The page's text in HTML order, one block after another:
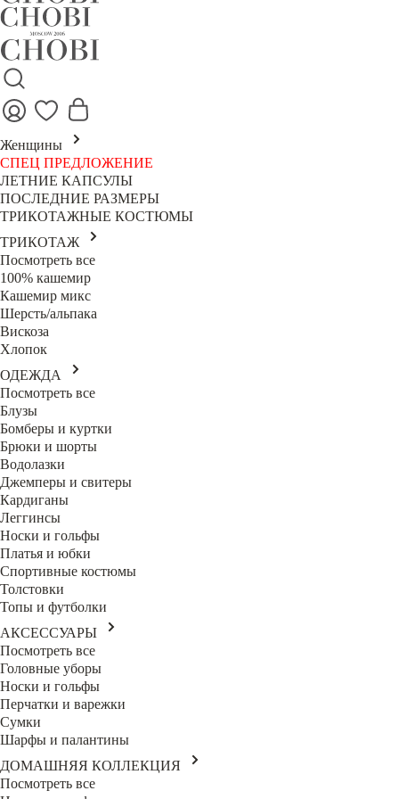
Женщины
СПЕЦ ПРЕДЛОЖЕНИЕ
ЛЕТНИЕ КАПСУЛЫ
ПОСЛЕДНИЕ РАЗМЕРЫ
ТРИКОТАЖНЫЕ КОСТЮМЫ
ТРИКОТАЖ
Посмотреть все
100% кашемир
Кашемир микс
Шерсть/альпака
Вискоза
Хлопок
ОДЕЖДА
Посмотреть все
Блузы
Бомберы и куртки
Брюки и шорты
Водолазки
Джемперы и свитеры
Кардиганы
Леггинсы
Носки и гольфы
Платья и юбки
Спортивные костюмы
Толстовки
Топы и футболки
АКСЕССУАРЫ
Посмотреть все
Головные уборы
Носки и гольфы
Перчатки и варежки
Сумки
Шарфы и палантины
ДОМАШНЯЯ КОЛЛЕКЦИЯ
Посмотреть все